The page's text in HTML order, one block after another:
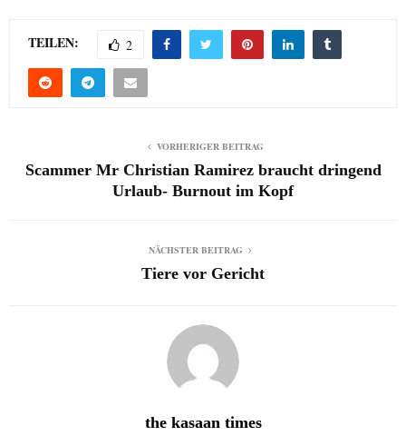
TEILEN: 2
VORHERIGER BEITRAG
Scammer Mr Christian Ramirez braucht dringend
Urlaub- Burnout im Kopf
NÄCHSTER BEITRAG
Tiere vor Gericht
the kasaan times